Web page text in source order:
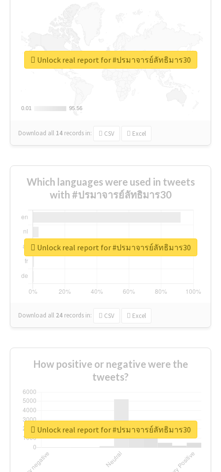
0.01
0.01 95.56
95.56
Download all 14 records in: CSV Excel
Unlock real report for #ปรมาจารย์ลัทธิมาร30
Which languages were used in tweets
with #ปรมาจารย์ลัทธิมาร30
Download all 24 records in: CSV Excel
Unlock real report for #ปรมาจารย์ลัทธิมาร30
How positive or negative were the
tweets?
Unlock real report for #ปรมาจารย์ลัทธิมาร30